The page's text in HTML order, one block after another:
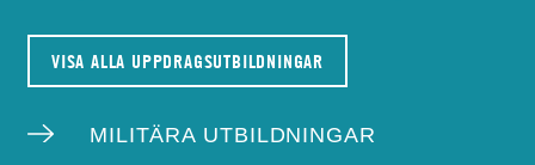
VISA ALLA UPPDRAGSUTBILDNINGAR
MILITÄRA UTBILDNINGAR